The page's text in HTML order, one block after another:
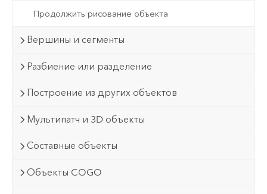
Продолжить рисование объекта
Вершины и сегменты
Разбиение или разделение
Построение из других объектов
Мультипатч и 3D объекты
Составные объекты
Объекты COGO